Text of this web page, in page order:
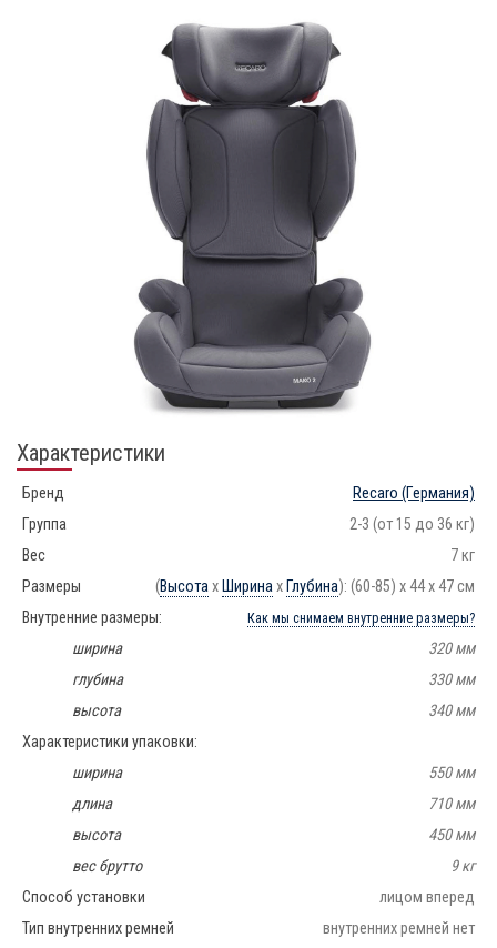
Характеристики
Бренд Recaro (Германия)
Группа
2-3 (от 15 до 36 кг)
Вес
7 кг
Размеры
(Высотаx Ширинаx Глубина): (60-85) x 44 x 47 см
Внутренние размеры:
Как мы снимаем внутренние размеры?
ширина
320 мм
глубина
330 мм
высота
340 мм
Характеристики упаковки:
ширина
550 мм
длина
710 мм
высота
450 мм
вес брутто
9 кг
Способ установки
лицом вперед
Тип внутренних ремней
внутренних ремней нет